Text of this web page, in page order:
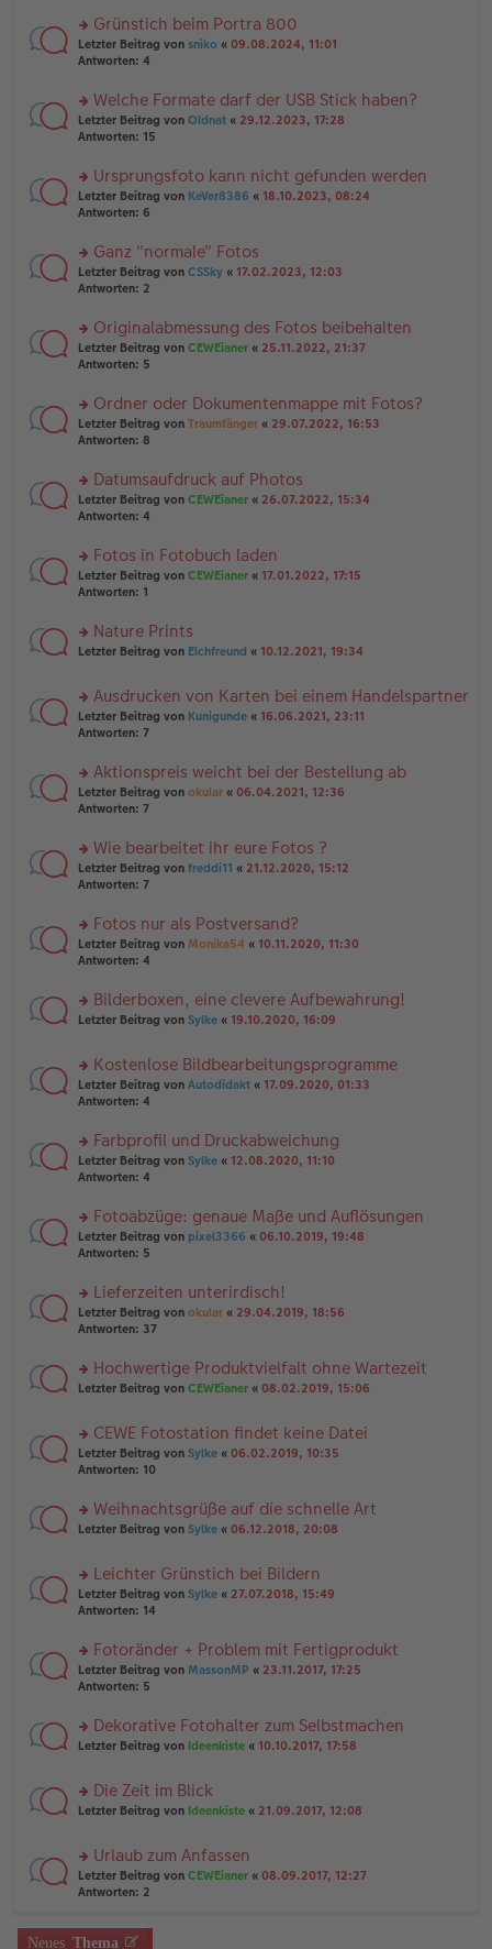
tr
a
g
e
n
er
tr
a
g
n
g
el
e
n
er
tr
a
g
rs
te
n
g
el
e
n
er
tr
a
g
Grünstich beim Portra 800
Letzter Beitrag von sniko « 09.08.2024, 11:01
Antworten: 4
rs
te
n
g
el
e
n
er
tr
a
g
Welche Formate darf der USB Stick haben?
Letzter Beitrag von Oldnat « 29.12.2023, 17:28
Antworten: 15
rs
te
n
g
el
e
n
er
tr
a
g
Ursprungsfoto kann nicht gefunden werden
Letzter Beitrag von KeVer8386 « 18.10.2023, 08:24
Antworten: 6
rs
te
n
g
el
e
n
er
tr
a
g
Ganz "normale" Fotos
Letzter Beitrag von CSSky « 17.02.2023, 12:03
Antworten: 2
rs
te
n
g
el
e
n
er
tr
a
g
Originalabmessung des Fotos beibehalten
Letzter Beitrag von CEWEianer « 25.11.2022, 21:37
Antworten: 5
rs
te
n
g
el
e
n
er
tr
a
Ordner oder Dokumentenmappe mit Fotos?
Letzter Beitrag von Traumfänger « 29.07.2022, 16:53
Antworten: 8
rs
te
n
g
el
e
n
ei
tr
a
Datumsaufdruck auf Photos
Letzter Beitrag von CEWEianer « 26.07.2022, 15:34
Antworten: 4
rs
te
n
g
es
e
n
er
ei
tr
a
Fotos in Fotobuch laden
Letzter Beitrag von CEWEianer « 17.01.2022, 17:15
Antworten: 1
rs
u
n
g
es
e
n
er
ei
tr
a
Nature Prints
Letzter Beitrag von Elchfreund « 10.12.2021, 19:34
rs
te
n
g
el
e
n
er
tr
a
g
Ausdrucken von Karten bei einem Handelspartner
Letzter Beitrag von Kunigunde « 16.06.2021, 23:11
Antworten: 7
rs
te
n
g
el
e
n
er
tr
a
Aktionspreis weicht bei der Bestellung ab
Letzter Beitrag von okular « 06.04.2021, 12:36
Antworten: 7
rs
te
n
g
el
e
n
ei
tr
a
Wie bearbeitet ihr eure Fotos ?
Letzter Beitrag von freddi11 « 21.12.2020, 15:12
Antworten: 7
rs
te
n
g
es
e
n
er
ei
tr
a
Fotos nur als Postversand?
Letzter Beitrag von Monika54 « 10.11.2020, 11:30
Antworten: 4
rs
u
n
g
es
e
n
er
ei
tr
a
Bilderboxen, eine clevere Aufbewahrung!
Letzter Beitrag von Sylke « 19.10.2020, 16:09
rs
te
n
g
el
e
n
er
tr
a
g
Kostenlose Bildbearbeitungsprogramme
Letzter Beitrag von Autodidakt « 17.09.2020, 01:33
Antworten: 4
rs
te
n
g
el
e
n
er
tr
a
Farbprofil und Druckabweichung
Letzter Beitrag von Sylke « 12.08.2020, 11:10
Antworten: 4
rs
te
n
g
el
e
n
ei
tr
a
Fotoabzüge: genaue Maße und Auflösungen
Letzter Beitrag von pixel3366 « 06.10.2019, 19:48
Antworten: 5
rs
te
n
g
es
e
n
er
ei
tr
Lieferzeiten unterirdisch!
Letzter Beitrag von okular « 29.04.2019, 18:56
Antworten: 37
rs
u
n
g
es
e
n
B
ei
tr
a
Hochwertige Produktvielfalt ohne Wartezeit
Letzter Beitrag von CEWEianer « 08.02.2019, 15:06
rs
te
n
g
es
e
n
er
ei
tr
a
CEWE Fotostation findet keine Datei
Letzter Beitrag von Sylke « 06.02.2019, 10:35
Antworten: 10
rs
u
n
g
es
e
n
er
ei
tr
Weihnachtsgrüße auf die schnelle Art
Letzter Beitrag von Sylke « 06.12.2018, 20:08
rs
te
n
g
el
e
n
ei
tr
Leichter Grünstich bei Bildern
Letzter Beitrag von Sylke « 27.07.2018, 15:49
Antworten: 14
rs
te
n
g
es
e
n
B
ei
tr
a
Fotoränder + Problem mit Fertigprodukt
Letzter Beitrag von MassonMP « 23.11.2017, 17:25
Antworten: 5
rs
u
n
es
e
n
B
ei
Dekorative Fotohalter zum Selbstmachen
Letzter Beitrag von Ideenkiste « 10.10.2017, 17:58
rs
u
n
g
es
e
Die Zeit im Blick
Letzter Beitrag von Ideenkiste « 21.09.2017, 12:08
rs
te
n
Urlaub zum Anfassen
Letzter Beitrag von CEWEianer « 08.09.2017, 12:27
Antworten: 2
Neues Thema